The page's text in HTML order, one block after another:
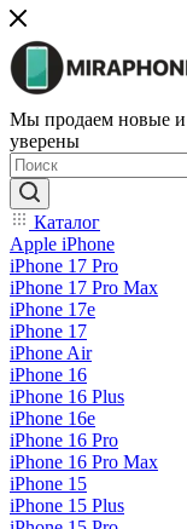
Мы продаем новые и
уверены
Каталог
Apple iPhone
iPhone 17 Pro
iPhone 17 Pro Max
iPhone 17e
iPhone 17
iPhone Air
iPhone 16
iPhone 16 Plus
iPhone 16e
iPhone 16 Pro
iPhone 16 Pro Max
iPhone 15
iPhone 15 Plus